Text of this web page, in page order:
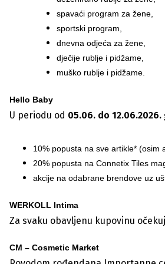
spavaći program za žene,
sportski program,
dnevna odjeća za žene,
dječije rublje i pidžame,
muško rublje i pidžame.
Hello Baby
U periodu od 05.06. do 12.06.2026.
10% popusta na sve artikle* (osim
20% popusta na Connetix Tiles
akcije na odabrane brendove uz
WERKOLL Intima
Za svaku obavljenu kupovinu
CM – Cosmetic Market